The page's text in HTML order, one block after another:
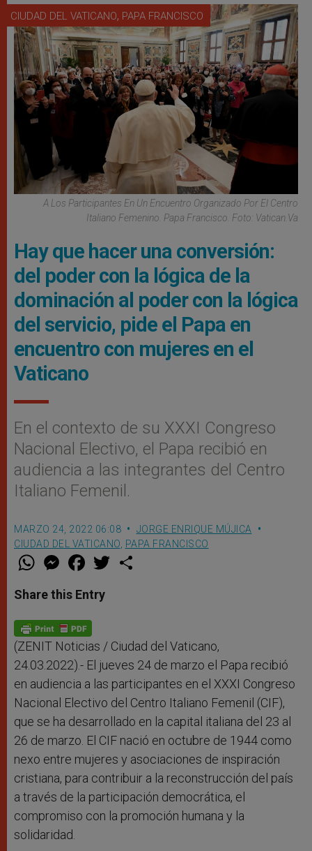
CIUDAD DEL VATICANO, PAPA FRANCISCO
A Los Participantes En Un Encuentro Organizado Por El Centro
Italiano Femenino. Papa Francisco. Foto: Vatican.Va
Hay que hacer una conversión:
del poder con la lógica de la
dominación al poder con la lógica
del servicio, pide el Papa en
encuentro con mujeres en el
Vaticano
En el contexto de su XXXI Congreso
Nacional Electivo, el Papa recibió en
audiencia a las integrantes del Centro
Italiano Femenil.
MARZO 24, 2022 06:08
JORGE ENRIQUE MÚJICA
CIUDAD DEL VATICANO
PAPA FRANCISCO
W
t
s
p
p
M
e
s
e
g
e
r
F
a
e
b
o
k
w
Share this Entry
(ZENIT Noticias / Ciudad del Vaticano,
24.03.2022).- El jueves 24 de marzo el Papa recibió
en audiencia a las participantes en el XXXI Congreso
Nacional Electivo del Centro Italiano Femenil (CIF),
que se ha desarrollado en la capital italiana del 23 al
26 de marzo. El CIF nació en octubre de 1944 como
nexo entre mujeres y asociaciones de inspiración
cristiana, para contribuir a la reconstrucción del país
a través de la participación democrática, el
compromiso con la promoción humana y la
solidaridad.